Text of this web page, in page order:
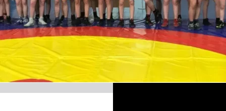
10.09.2021